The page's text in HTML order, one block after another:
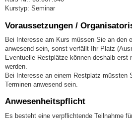
Kurstyp: Seminar
Voraussetzungen /
Bei Interesse am Kurs müssen Sie an den
anwesend sein, sonst verfällt Ihr Platz
Eventuelle Restplätze können deshalb erst
werden.
Bei Interesse an einem Restplatz müssten
Terminen anwesend sein.
Anwesenheitspflicht
Es besteht eine verpflichtende Teilnahme